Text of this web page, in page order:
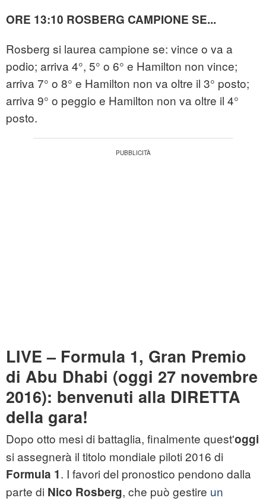
ORE 13:10 ROSBERG CAMPIONE SE...
Rosberg si laurea campione se: vince o va a
podio; arriva 4°, 5° o 6° e Hamilton non vince;
arriva 7° o 8° e Hamilton non va oltre il 3° posto;
arriva 9° o peggio e Hamilton non va oltre il 4°
posto.
LIVE – Formula 1, Gran Premio
di Abu Dhabi (oggi 27 novembre
2016): benvenuti alla DIRETTA
della gara!
Dopo otto mesi di battaglia, finalmente quest'oggi
si assegnerà il titolo mondiale piloti 2016 di
Formula 1. I favori del pronostico pendono dalla
parte di Nico Rosberg, che può gestire un